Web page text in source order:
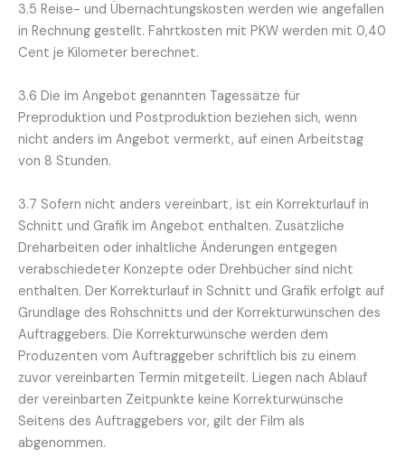
3.5 Reise- und Übernachtungskosten werden wie angefallen
in Rechnung gestellt. Fahrtkosten mit PKW werden mit 0,40
Cent je Kilometer berechnet.
3.6 Die im Angebot genannten Tagessätze für
Preproduktion und Postproduktion beziehen sich, wenn
nicht anders im Angebot vermerkt, auf einen Arbeitstag
von 8 Stunden.
3.7 Sofern nicht anders vereinbart, ist ein Korrekturlauf in
Schnitt und Grafik im Angebot enthalten. Zusätzliche
Dreharbeiten oder inhaltliche Änderungen entgegen
verabschiedeter Konzepte oder Drehbücher sind nicht
enthalten. Der Korrekturlauf in Schnitt und Grafik erfolgt auf
Grundlage des Rohschnitts und der Korrekturwünschen des
Auftraggebers. Die Korrekturwünsche werden dem
Produzenten vom Auftraggeber schriftlich bis zu einem
zuvor vereinbarten Termin mitgeteilt. Liegen nach Ablauf
der vereinbarten Zeitpunkte keine Korrekturwünsche
Seitens des Auftraggebers vor, gilt der Film als
abgenommen.